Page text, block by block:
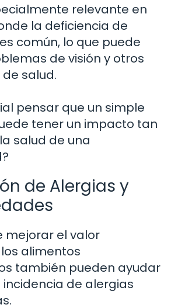
relevante en
la deficiencia de
común, lo que puede
de visión y otros
salud.
pensar que un simple
tener un impacto tan
salud de una
de Alergias y
mejorar el valor
alimentos
también pueden ayudar
incidencia de alergias